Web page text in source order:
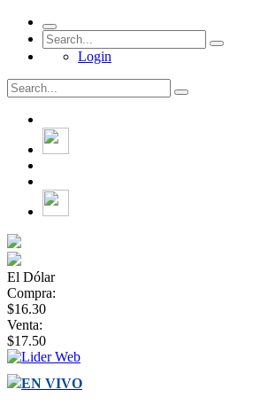
Login
El Dólar
Compra:
$16.30
Venta:
$17.50
EN VIVO